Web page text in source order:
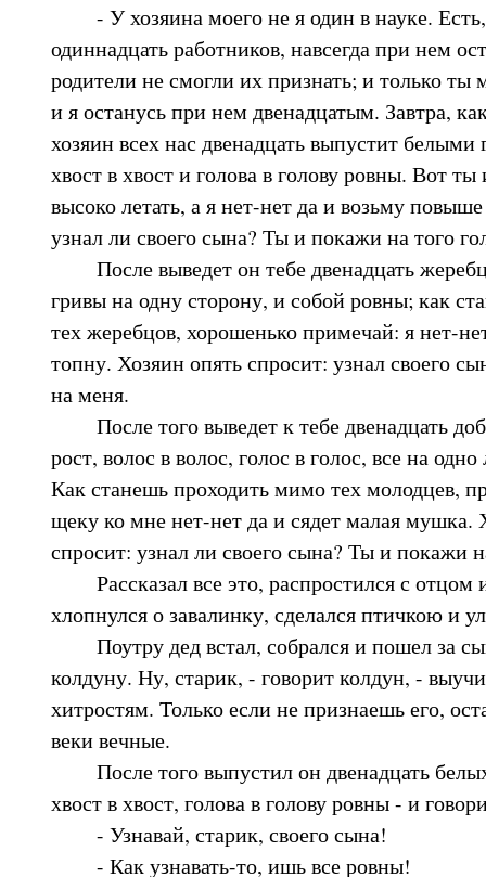
- У хозяина моего не я один в науке.
одиннадцать работников, навсегда при нем
родители не смогли их признать; и только ты
и я останусь при нем двенадцатым. Завтра,
хозяин всех нас двенадцать выпустит
хвост в хвост и голова в голову ровны. Вот ты
высоко летать, а я нет-нет да и возьму
узнал ли своего сына? Ты и покажи на того
После выведет он тебе двенадцать
гривы на одну сторону, и собой ровны; как
тех жеребцов, хорошенько примечай: я нет-
топну. Хозяин опять спросит: узнал своего
на меня.
После того выведет к тебе двенадцать
рост, волос в волос, голос в голос, все на
Как станешь проходить мимо тех молодцев,
щеку ко мне нет-нет да и сядет малая мушка.
спросит: узнал ли своего сына? Ты и покажи
Рассказал все это, распростился с отцом
хлопнулся о завалинку, сделался птичкою и
Поутру дед встал, собрался и пошел за
колдуну. Ну, старик, - говорит колдун, -
хитростям. Только если не признаешь его,
веки вечные.
После того выпустил он двенадцать
хвост в хвост, голова в голову ровны - и
- Узнавай, старик, своего сына!
- Как узнавать-то, ишь все ровны!